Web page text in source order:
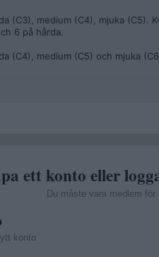
(C3), medium (C4), mjuka (C5).
6 på hårda.
(C4), medium (C5) och mjuka
ett konto eller
Du måste vara medlem
konto